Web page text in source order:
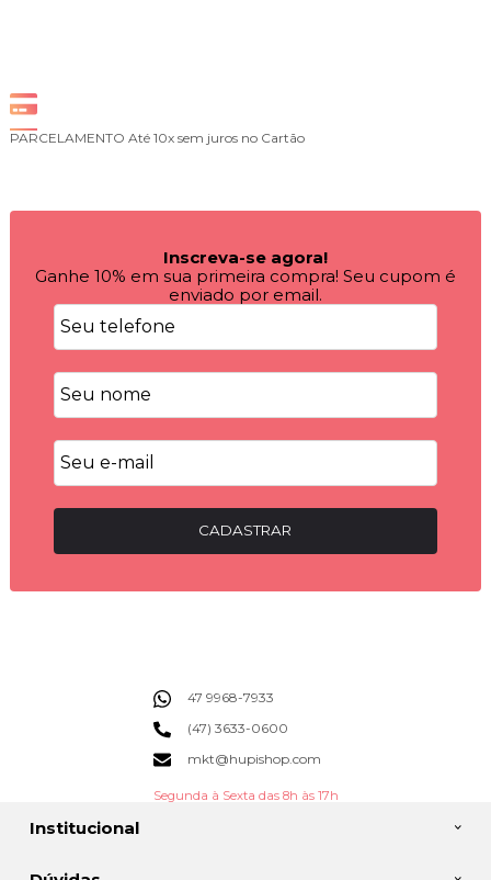
PARCELAMENTO Até 10x sem juros no Cartão
Inscreva-se agora!
Ganhe 10% em sua primeira compra! Seu cupom é
enviado por email.
CADASTRAR
Institucional
47 9968-7933
(47) 3633-0600
mkt@hupishop.com
Segunda à Sexta das 8h às 17h